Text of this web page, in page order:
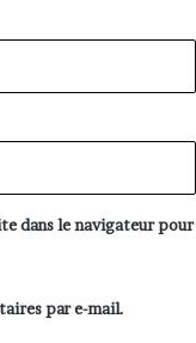
dans le navigateur pour
par e-mail.